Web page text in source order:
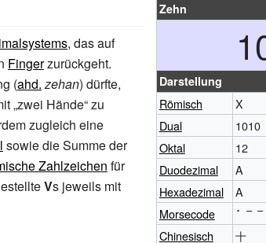
Zehn
Darstellung
Römisch
X
Dual
1010
Oktal
12
Duodezimal
A
Hexadezimal
A
Morsecode
· – –
Chinesisch 十
, das auf
Fingerzurückgeht.
(ahd. zehan) dürfte,
„zwei Hände“ zu
zugleich eine
sowie die Summe der
Zahlzeichen für
Vs jeweils mit